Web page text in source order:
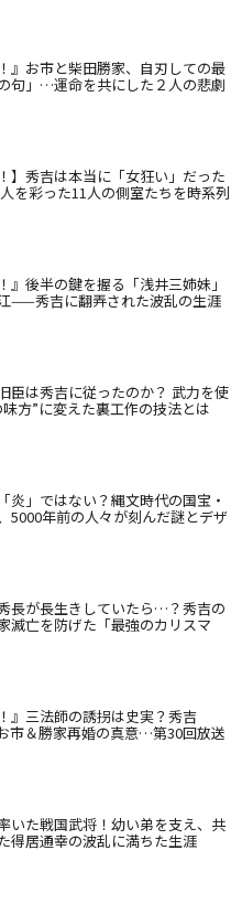
』お市と柴田勝家、自刃しての最
句」…運命を共にした２人の悲劇
】秀吉は本当に「女狂い」だった
を彩った11人の側室たちを時系列
』後半の鍵を握る「浅井三姉妹」
——秀吉に翻弄された波乱の生涯
臣は秀吉に従ったのか？ 武力を使
方”に変えた裏工作の技法とは
炎」ではない？縄文時代の国宝・
5000年前の人々が刻んだ謎とデザ
長が長生きしていたら…？秀吉の
滅亡を防げた「最強のカリスマ
』三法師の誘拐は史実？秀吉
市＆勝家再婚の真意…第30回放送
いた戦国武将！幼い弟を支え、共
得居通幸の波乱に満ちた生涯